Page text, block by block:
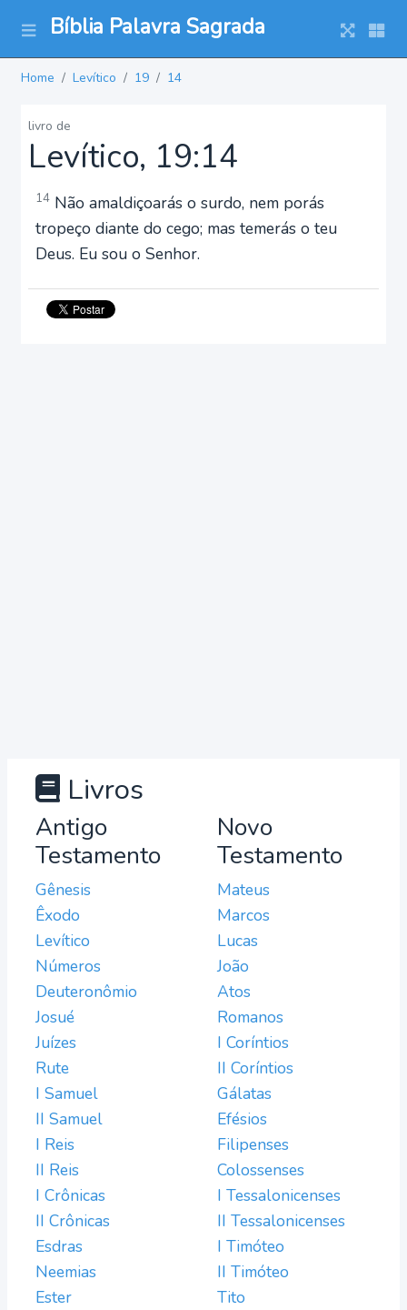
Bíblia Palavra Sagrada
Home Levítico 19 14
livro de
Levítico, 19:14
14 Não amaldiçoarás o surdo, nem porás
tropeço diante do cego; mas temerás o teu
Deus. Eu sou o Senhor.
Livros
Antigo
Testamento
Gênesis
Êxodo
Levítico
Números
Deuteronômio
Josué
Juízes
Rute
I Samuel
II Samuel
I Reis
II Reis
I Crônicas
II Crônicas
Esdras
Neemias
Ester
Novo
Testamento
Mateus
Marcos
Lucas
João
Atos
Romanos
I Coríntios
II Coríntios
Gálatas
Efésios
Filipenses
Colossenses
I Tessalonicenses
II Tessalonicenses
I Timóteo
II Timóteo
Tito